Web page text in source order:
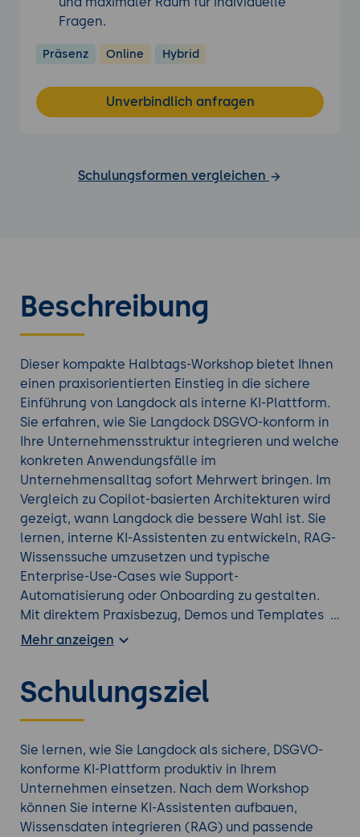
Fragen.
Präsenz Online Hybrid
Unverbindlich anfragen
Schulungsformen vergleichen
Beschreibung
Dieser kompakte Halbtags-Workshop bietet Ihnen
einen praxisorientierten Einstieg in die sichere
Einführung von Langdock als interne KI-Plattform.
Sie erfahren, wie Sie Langdock DSGVO-konform in
Ihre Unternehmensstruktur integrieren und welche
konkreten Anwendungsfälle im
Unternehmensalltag sofort Mehrwert bringen. Im
Vergleich zu Copilot-basierten Architekturen wird
gezeigt, wann Langdock die bessere Wahl ist. Sie
lernen, interne KI-Assistenten zu entwickeln, RAG-
Wissenssuche umzusetzen und typische
Enterprise-Use-Cases wie Support-
Automatisierung oder Onboarding zu gestalten.
Mit direktem Praxisbezug, Demos und Templates
befähigt Sie der Workshop, die Plattform
Werfen Sie einen Blick auf alle
Mehr anzeigen
Schulungsziel
Sie lernen, wie Sie Langdock als sichere, DSGVO-
konforme KI-Plattform produktiv in Ihrem
Unternehmen einsetzen. Nach dem Workshop
können Sie interne KI-Assistenten aufbauen,
Wissensdaten integrieren (RAG) und passende